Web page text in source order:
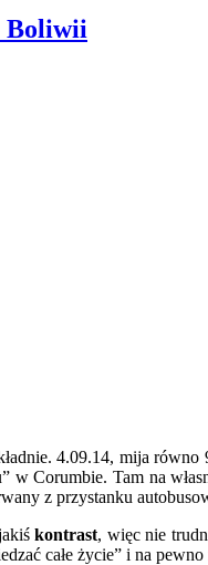
Boliwii
4.09.14, mija
w Corumbie. Tam na
z przystanku
kontrast, więc nie
całe życie” i na pewno